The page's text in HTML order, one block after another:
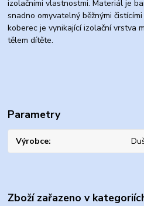
izolačními vlastnostmi. Materiál je
snadno omyvatelný běžnými
koberec je vynikající izolační vrstva
tělem dítěte.
Parametry
Výrobce
Zboží zařazeno v